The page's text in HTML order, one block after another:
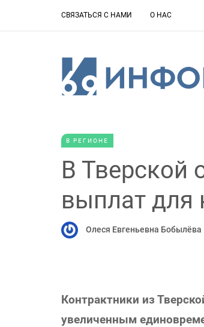
СВЯЗАТЬСЯ С НАМИ О НАС
В РЕГИОНЕ
В Тверской
выплат для
Олеся Евгеньевна Бобылёва
Контрактники из
увеличенным